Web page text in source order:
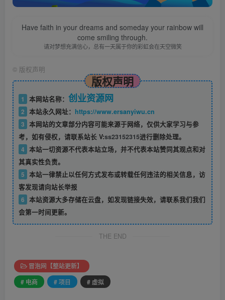
Have faith in your dreams and someday your rainbow will
come smiling through.
请对梦想充满信心，总有一天属于你的彩虹会在天空微笑
© 版权声明
版权声明
1 本网站名称： 创业资源网
2 本站永久网址： https://www.ersanyiwu.cn
3 本网站的文章部分内容可能来源于网络，仅供大家学习与参
考，如有侵权，请联系站长 V:ss23152315进行删除处理。
4 本站一切资源不代表本站立场，并不代表本站赞同其观点和对
其真实性负责。
5 本站一律禁止以任何方式发布或转载任何违法的相关信息，访
客发现请向站长举报
6 本站资源大多存储在云盘，如发现链接失效，请联系我们我们
会第一时间更新。
THE END
冒泡网【整站更新】
# 电商
# 项目 # 虚拟